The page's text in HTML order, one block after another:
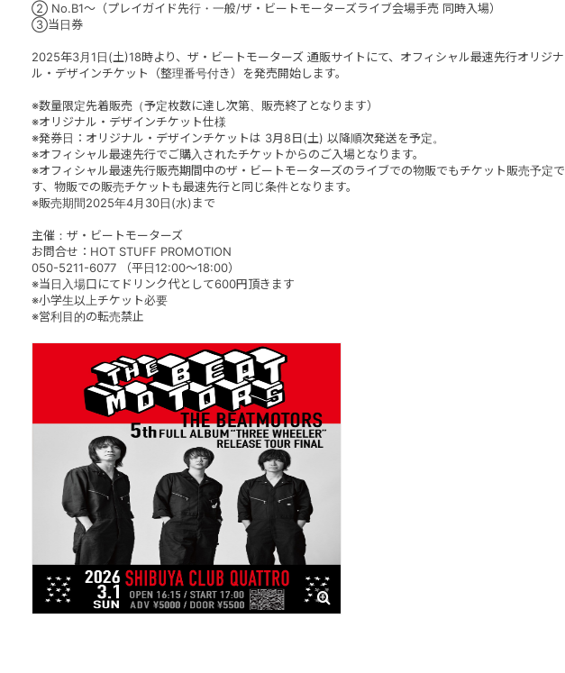
② No.B1〜（プレイガイド先行・一般/ザ・ビートモーターズライブ会場手売 同時入場）
③当日券
2025年3月1日(土)18時より、ザ・ビートモーターズ 通販サイトにて、オフィシャル最速先行オリジナ
ル・デザインチケット（整理番号付き）を発売開始します。
※数量限定先着販売（予定枚数に達し次第、販売終了となります）
※オリジナル・デザインチケット仕様
※発券日：オリジナル・デザインチケットは 3月8日(土) 以降順次発送を予定。
※オフィシャル最速先行でご購入されたチケットからのご入場となります。
※オフィシャル最速先行販売期間中のザ・ビートモーターズのライブでの物販でもチケット販売予定で
す、物販での販売チケットも最速先行と同じ条件となります。
※販売期間2025年4月30日(水)まで
主催：ザ・ビートモーターズ
お問合せ：HOT STUFF PROMOTION
050-5211-6077 （平日12:00〜18:00）
※当日入場口にてドリンク代として600円頂きます
※小学生以上チケット必要
※営利目的の転売禁止